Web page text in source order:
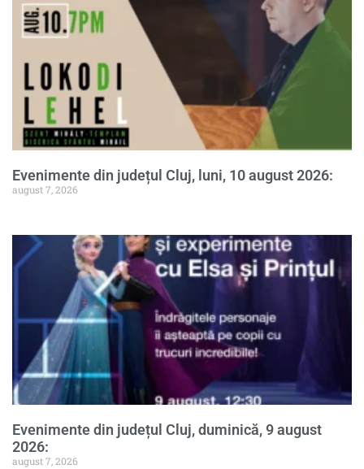
Evenimente din județul Cluj, luni, 10 august 2026:
august 7, 2026
Evenimente din județul Cluj, duminică, 9 august
2026:
august 7, 2026